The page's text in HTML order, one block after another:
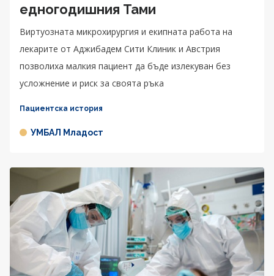
едногодишния Тами
Виртуозната микрохирургия и екипната работа на
лекарите от Аджибадем Сити Клиник и Австрия
позволиха малкия пациент да бъде излекуван без
усложнение и риск за своята ръка
Пациентска история
УМБАЛ Младост